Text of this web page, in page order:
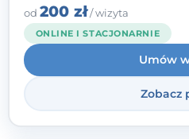
ich nie widzisz,
od 200 zł/ wizyta
ONLINE I STACJONARNIE
Umów
Zobacz